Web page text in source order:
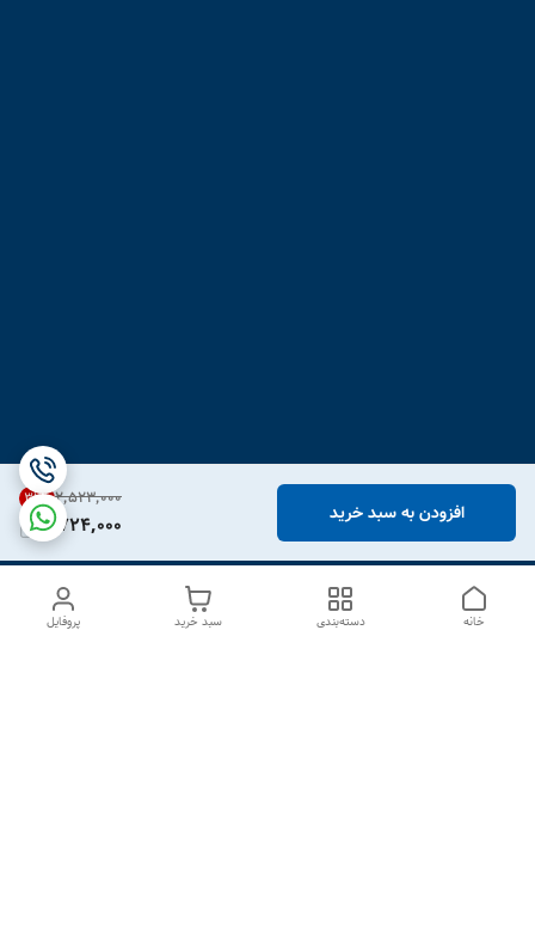
۲٬۵۲۳٬۰۰۰ 31%
1,724,000 افزودن به سبد خرید
پروفایل سبد خرید دسته‌بندی خانه